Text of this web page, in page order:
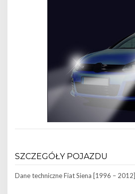
SZCZEGÓŁY POJAZDU
Dane techniczneFiat Siena [1996 – 2012]